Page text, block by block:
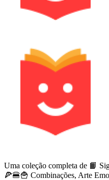
Uma coleção completa de 📙
🍕🍔🍟 Combinações, Arte